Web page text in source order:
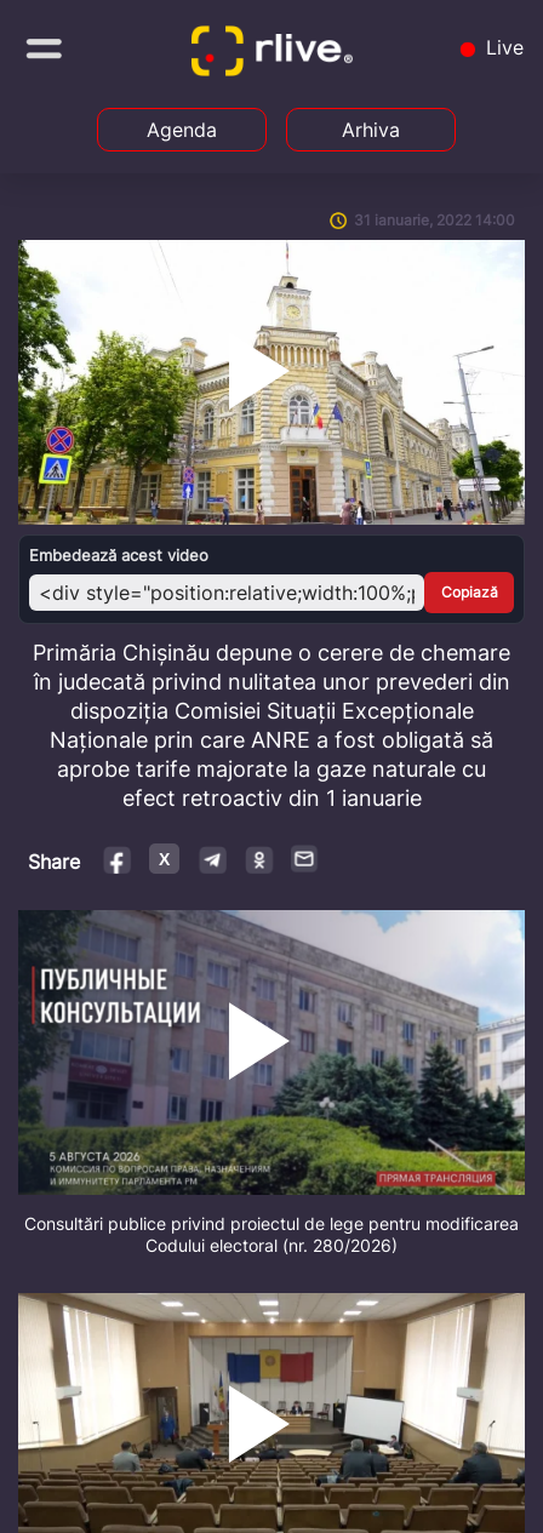
Live
Agenda Arhiva
31 ianuarie, 2022 14:00
Play
Video
Embedează acest video
Copiază
Primăria Chișinău depune o cerere de chemare
în judecată privind nulitatea unor prevederi din
dispoziția Comisiei Situații Excepționale
Naționale prin care ANRE a fost obligată să
aprobe tarife majorate la gaze naturale cu
efect retroactiv din 1 ianuarie
Share
Consultări publice privind proiectul de lege pentru modificarea
Codului electoral (nr. 280/2026)